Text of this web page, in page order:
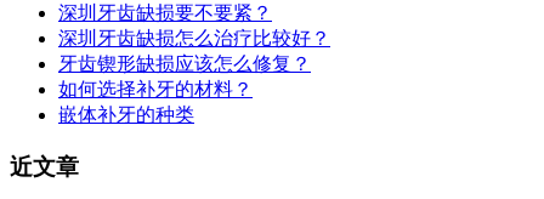
深圳牙齿缺损要不要紧？
深圳牙齿缺损怎么治疗比较好？
牙齿锲形缺损应该怎么修复？
如何选择补牙的材料？
嵌体补牙的种类
近文章